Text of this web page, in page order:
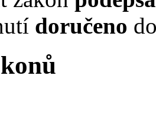
doručeno